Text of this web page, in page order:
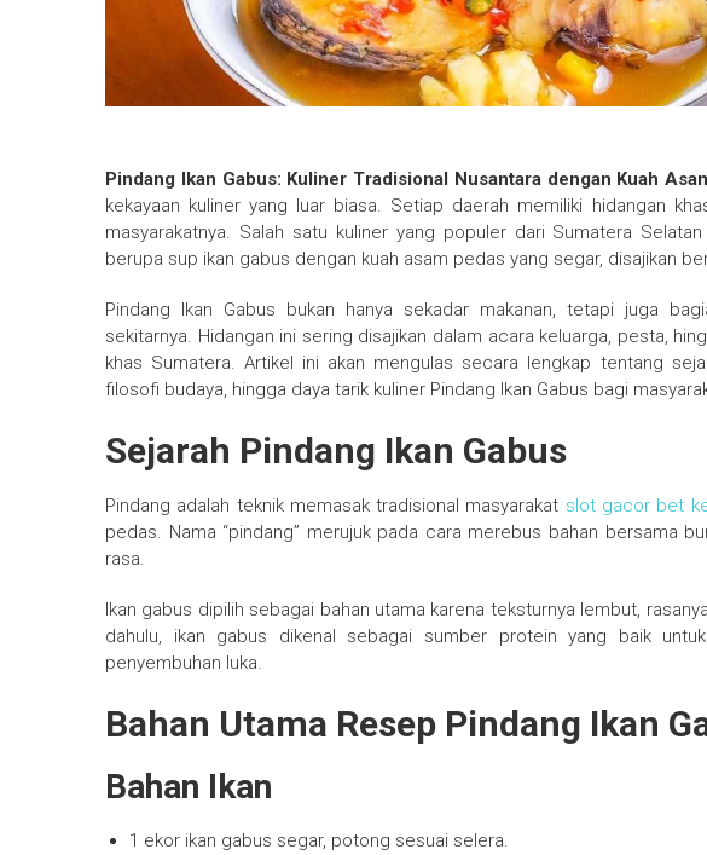
Pindang Ikan Gabus: Kuliner Tradisional Nusantara dengan Kuah
kekayaan kuliner yang luar biasa. Setiap daerah memiliki hidangan
masyarakatnya. Salah satu kuliner yang populer dari Sumatera
berupa sup ikan gabus dengan kuah asam pedas yang segar, disajikan
Pindang Ikan Gabus bukan hanya sekadar makanan, tetapi juga
sekitarnya. Hidangan ini sering disajikan dalam acara keluarga, pesta,
khas Sumatera. Artikel ini akan mengulas secara lengkap tentang
filosofi budaya, hingga daya tarik kuliner Pindang Ikan Gabus bagi
Sejarah Pindang Ikan Gabus
Pindang adalah teknik memasak tradisional masyarakat slot gacor bet
pedas. Nama “pindang” merujuk pada cara merebus bahan bersama
rasa.
Ikan gabus dipilih sebagai bahan utama karena teksturnya lembut,
dahulu, ikan gabus dikenal sebagai sumber protein yang baik
penyembuhan luka.
Bahan Utama Resep Pindang Ikan
Bahan Ikan
1 ekor ikan gabus segar, potong sesuai selera.